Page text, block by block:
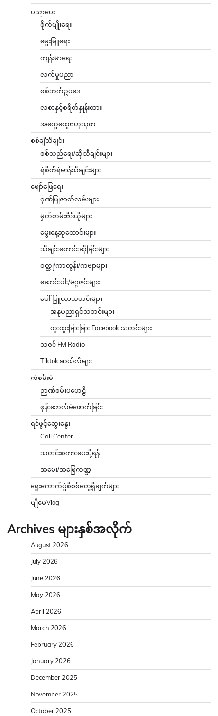
ပညာပေး
စိုက်ပျိုးရေး
မွေးမြူရေး
ကျန်းမာရေး
လက်မှုပညာ
စစ်ဘက်ဥပဒေ
လစာနှင့်စရိတ်နှုန်းထား
အထွေထွေဗဟုသုတ
စစ်ချီသီချင်း
စစ်သည်ရေး/ဆိုသီချင်းများ
ရဲစိတ်ရဲမာန်သီချင်းများ
ဖျော်ဖြေရေး
ဂုဏ်ပြုဇာတ်လမ်းများ
မှတ်တမ်းဗီဒီယိုများ
မွေးနေ့ဆုတောင်းများ
သီချင်းတောင်းဆိုခြင်းများ
ဝတ္ထု/ကာတွန်း/ကဗျာများ
ဆောင်းပါး/မဂ္ဂဇင်းများ
ပေါ်ပြူလာသတင်းများ
အနုပညာရှင်သတင်းများ
ထူးထူးခြားခြား Facebook သတင်းများ
သဇင် FM Radio
Tiktok ဆယ်လီများ
ကံစမ်းမဲ
ဉာဏ်စမ်းပဟေဠိ
ဖုန်းဘေလ်မဲဖောက်ခြင်း
ရင်ဖွင့်ဆွေးနွေး
Call Center
သတင်းစကားပေးပို့ရန်
အမေး/အဖြေကဏ္ဍ
ရွေးကောက်ပွဲစိစစ်တွေ့ရှိချက်များ
ပျိုမေVlog
Archives များနှစ်အလိုက်
August 2026
July 2026
June 2026
May 2026
April 2026
March 2026
February 2026
January 2026
December 2025
November 2025
October 2025